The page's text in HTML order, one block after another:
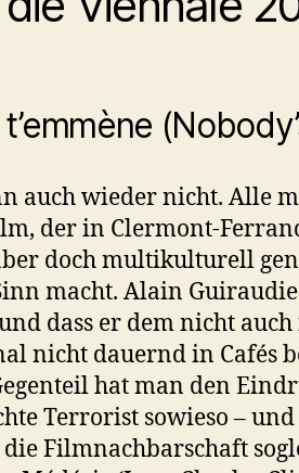
auch wieder nicht. Alle
der in Clermont-
doch multikulturell
macht. Alain Guiraudie
dass er dem nicht
nicht dauernd in Cafés
hat man den
Terrorist sowieso –
Filmnachbarschaft